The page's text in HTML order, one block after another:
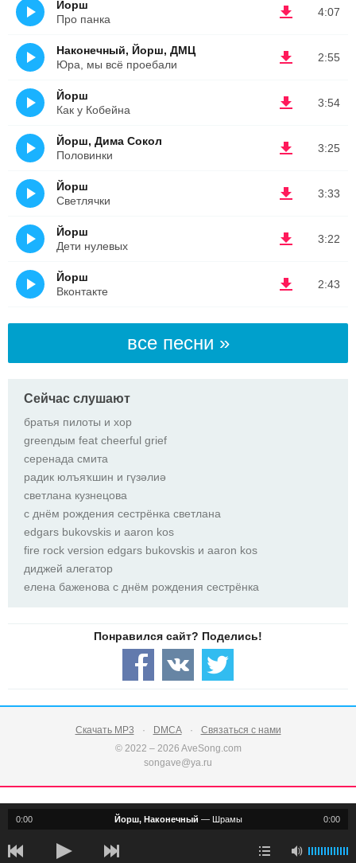
4:07
Йорш
Про панка
2:55
Наконечный, Йорш, ДМЦ
Юра, мы всё проебали
3:54
Йорш
Как у Кобейна
3:25
Йорш, Дима Сокол
Половинки
3:33
Йорш
Светлячки
3:22
Йорш
Дети нулевых
2:43
Йорш
Вконтакте
все песни »
Сейчас слушают
братья пилоты и хор
greenдым feat cheerful grief
серенада смита
радик юлъяҡшин и гүзәлиә
светлана кузнецова
с днём рождения сестрёнка светлана
edgars bukovskis и aaron kos
fire rock version edgars bukovskis и aaron kos
диджей алегатор
елена баженова с днём рождения сестрёнка
Скачать MP3 DMCA
Связаться с нами
© 2022 – 2026 AveSong.com
songave@ya.ru
0:00 0:00
Йорш, Наконечный — Шрамы